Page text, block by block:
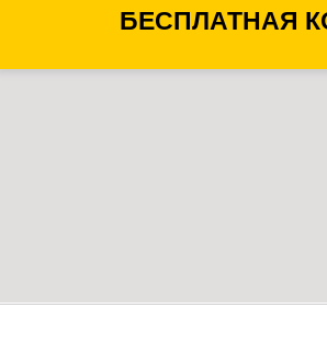
БЕСПЛАТНАЯ